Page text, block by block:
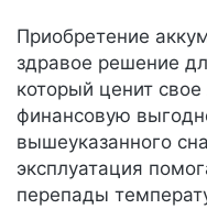
Приобретение
здравое решение
который ценит
финансовую
вышеуказанного
эксплуатация
перепады